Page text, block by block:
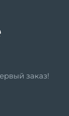
заказ!